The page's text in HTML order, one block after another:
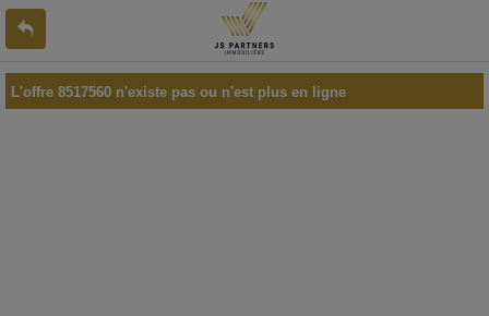
L'offre 8517560 n'existe pas ou n'est plus en ligne